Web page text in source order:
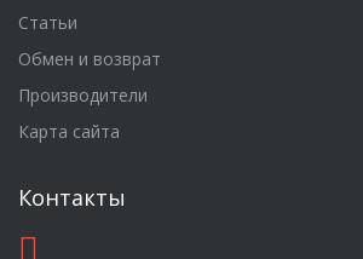
Статьи
Обмен и возврат
Производители
Карта сайта
Контакты